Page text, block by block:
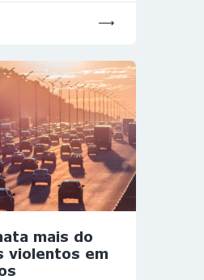
mais do
violentos em